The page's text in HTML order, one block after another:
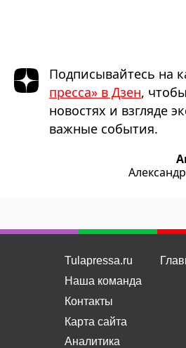
Подписывайтесь на
пресса» в Дзен,
новостях и взгляде
важные события.
Tulapressa.ru
Наша команда
Контакты
Карта сайта
Аналитика